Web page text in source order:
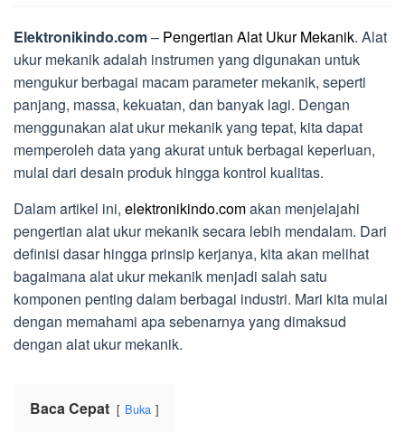
Elektronikindo.com– Pengertian Alat Ukur Mekanik. Alat
ukur mekanik adalah instrumen yang digunakan untuk
mengukur berbagai macam parameter mekanik, seperti
panjang, massa, kekuatan, dan banyak lagi. Dengan
menggunakan alat ukur mekanik yang tepat, kita dapat
memperoleh data yang akurat untuk berbagai keperluan,
mulai dari desain produk hingga kontrol kualitas.
Dalam artikel ini, elektronikindo.comakan menjelajahi
pengertian alat ukur mekanik secara lebih mendalam. Dari
definisi dasar hingga prinsip kerjanya, kita akan melihat
bagaimana alat ukur mekanik menjadi salah satu
komponen penting dalam berbagai industri. Mari kita mulai
dengan memahami apa sebenarnya yang dimaksud
dengan alat ukur mekanik.
Baca Cepat Buka